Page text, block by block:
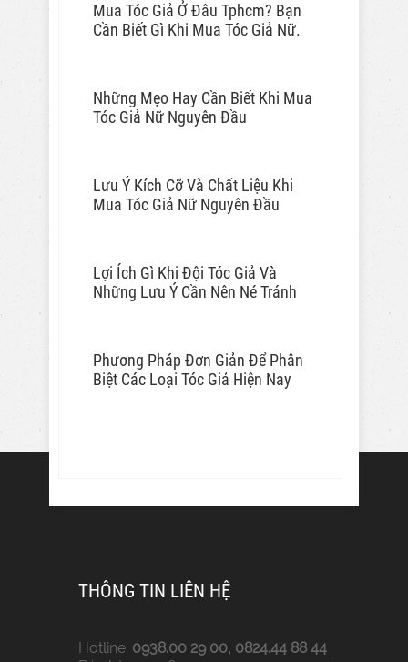
Mua Tóc Giả Ở Đâu Tphcm? Bạn
Cần Biết Gì Khi Mua Tóc Giả Nữ.
Những Mẹo Hay Cần Biết Khi Mua
Tóc Giả Nữ Nguyên Đầu
Lưu Ý Kích Cỡ Và Chất Liệu Khi
Mua Tóc Giả Nữ Nguyên Đầu
Lợi Ích Gì Khi Đội Tóc Giả Và
Những Lưu Ý Cần Nên Né Tránh
Phương Pháp Đơn Giản Để Phân
Biệt Các Loại Tóc Giả Hiện Nay
THÔNG TIN LIÊN HỆ
Hotline: 0938.00 29 00, 0824.44 88 44